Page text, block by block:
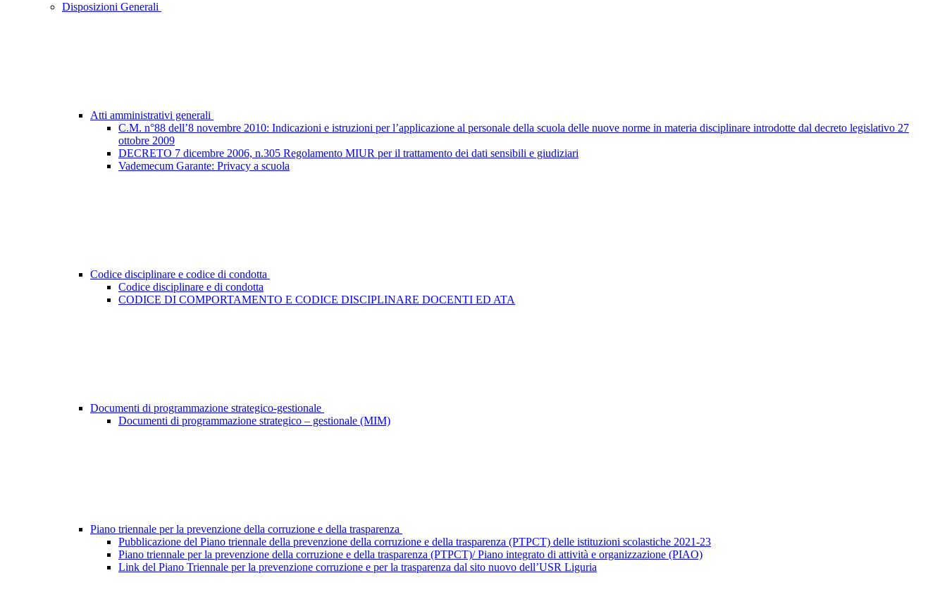
Disposizioni Generali
Atti amministrativi generali
C.M. n°88 dell’8 novembre 2010: Indicazioni e istruzioni per l’applicazione al personale della scuola delle nuove norme in materia disciplinare introdotte dal decreto legislativo 27
ottobre 2009
DECRETO 7 dicembre 2006, n.305 Regolamento MIUR per il trattamento dei dati sensibili e giudiziari
Vademecum Garante: Privacy a scuola
Codice disciplinare e codice di condotta
Codice disciplinare e di condotta
CODICE DI COMPORTAMENTO E CODICE DISCIPLINARE DOCENTI ED ATA
Documenti di programmazione strategico-gestionale
Documenti di programmazione strategico – gestionale (MIM)
Piano triennale per la prevenzione della corruzione e della trasparenza
Pubblicazione del Piano triennale della prevenzione della corruzione e della trasparenza (PTPCT) delle istituzioni scolastiche 2021-23
Piano triennale per la prevenzione della corruzione e della trasparenza (PTPCT)/ Piano integrato di attività e organizzazione (PIAO)
Link del Piano Triennale per la prevenzione corruzione e per la trasparenza dal sito nuovo dell’USR Liguria